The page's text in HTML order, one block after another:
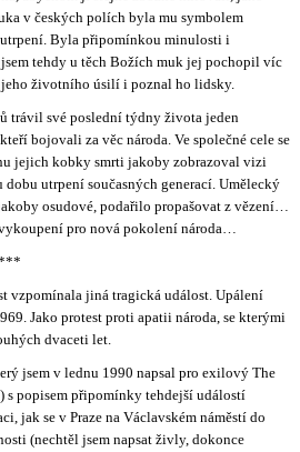
v českých polích byla mu symbolem
utrpení. Byla připomínkou minulosti i
tehdy u těch Božích muk jej pochopil víc
životního úsilí i poznal ho lidsky.
trávil své poslední týdny života jeden
bojovali za věc národa. Ve společné cele se
jejich kobky smrti jakoby zobrazoval vizi
utrpení současných generací. Umělecký
osudové, podařilo propašovat z vězení…
pro nová pokolení národa…
vzpomínala jiná tragická událost. Upálení
Jako protest proti apatii národa, se kterými
dvaceti let.
jsem v lednu 1990 napsal pro exilový The
s popisem připomínky tehdejší událostí
jak se v Praze na Václavském náměstí do
(nechtěl jsem napsat živly, dokonce